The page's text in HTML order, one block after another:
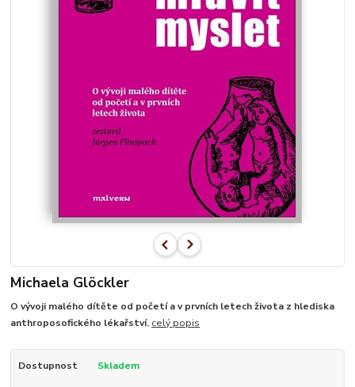
Michaela Glöckler
O vývoji malého dítěte od početí a v prvních letech života z hlediska
anthroposofického lékařství. celý popis
Dostupnost Skladem